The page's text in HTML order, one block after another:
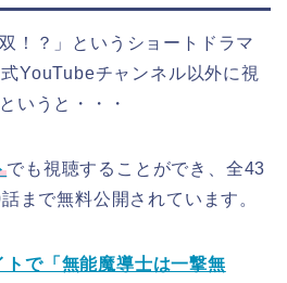
！？」というショート ドラマ
YouTubeチャンネル以外に視
いうと・・・
でも視聴することができ、全43
まで無料公開されています。
で「無能魔導士は一撃無